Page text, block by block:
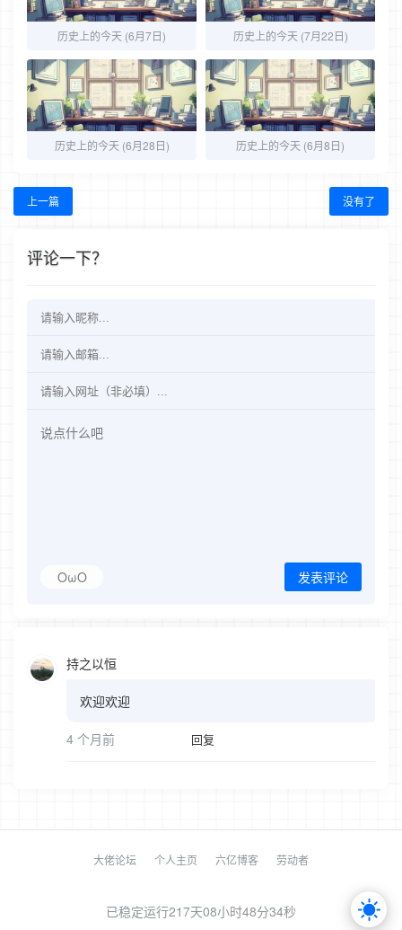
历史上的今天 (6月7日) 历史上的今天 (7月22日)
历史上的今天 (6月28日) 历史上的今天 (6月8日)
上一篇 没有了
评论一下？
OωO 发表评论
持之以恒
欢迎欢迎
4 个月前 回复
大佬论坛 个人主页 六亿博客 劳动者
已稳定运行217天08小时48分34秒